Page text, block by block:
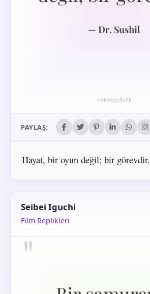
PAYLAŞ:
Hayat, bir oyun değil; bir görevdir.
Seibei Iguchi
Film Replikleri